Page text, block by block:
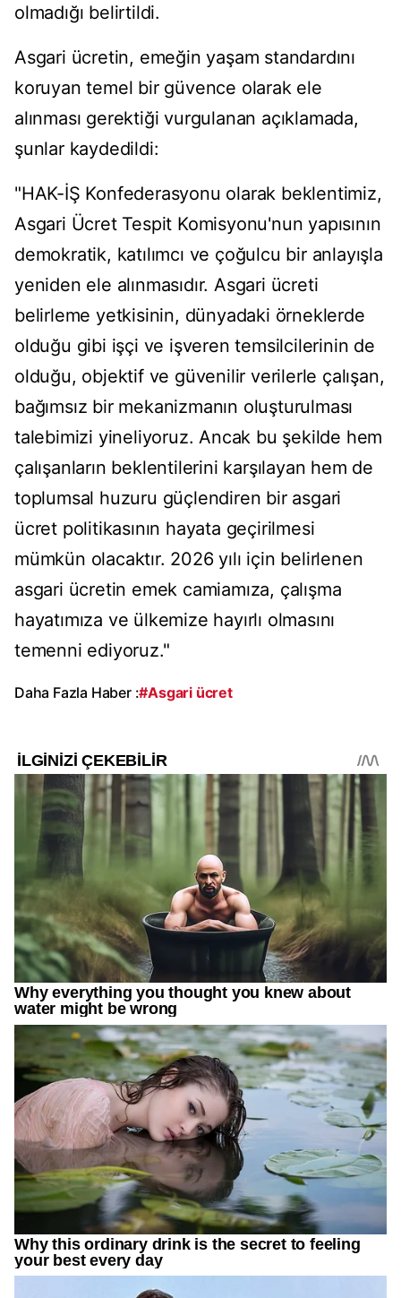
olmadığı belirtildi.
Asgari ücretin, emeğin yaşam standardını
koruyan temel bir güvence olarak ele
alınması gerektiği vurgulanan açıklamada,
şunlar kaydedildi:
"HAK-İŞ Konfederasyonu olarak beklentimiz,
Asgari Ücret Tespit Komisyonu'nun yapısının
demokratik, katılımcı ve çoğulcu bir anlayışla
yeniden ele alınmasıdır. Asgari ücreti
belirleme yetkisinin, dünyadaki örneklerde
olduğu gibi işçi ve işveren temsilcilerinin de
olduğu, objektif ve güvenilir verilerle çalışan,
bağımsız bir mekanizmanın oluşturulması
talebimizi yineliyoruz. Ancak bu şekilde hem
çalışanların beklentilerini karşılayan hem de
toplumsal huzuru güçlendiren bir asgari
ücret politikasının hayata geçirilmesi
mümkün olacaktır. 2026 yılı için belirlenen
asgari ücretin emek camiamıza, çalışma
hayatımıza ve ülkemize hayırlı olmasını
temenni ediyoruz."
Daha Fazla Haber :#Asgari ücret